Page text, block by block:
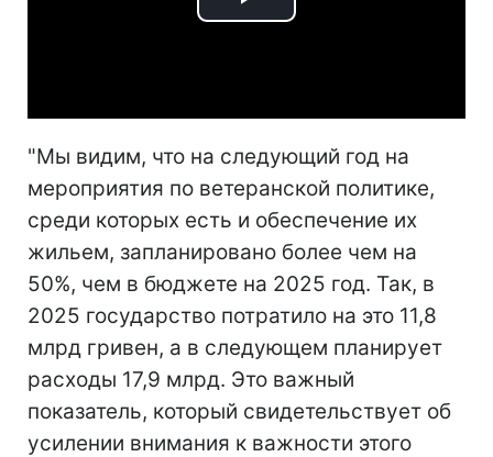
Play
"Мы видим, что на следующий год на
мероприятия по ветеранской политике,
среди которых есть и обеспечение их
жильем, запланировано более чем на
50%, чем в бюджете на 2025 год. Так, в
2025 государство потратило на это 11,8
млрд гривен, а в следующем планирует
расходы 17,9 млрд. Это важный
показатель, который свидетельствует об
усилении внимания к важности этого